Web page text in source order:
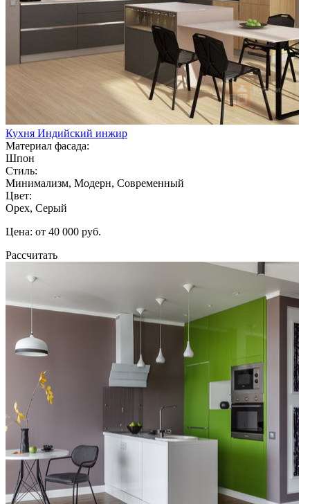
Кухня Индийский инжир
Материал фасада:
Шпон
Стиль:
Минимализм, Модерн, Современный
Цвет:
Орех, Серый
Цена: от 40 000 руб.
Рассчитать